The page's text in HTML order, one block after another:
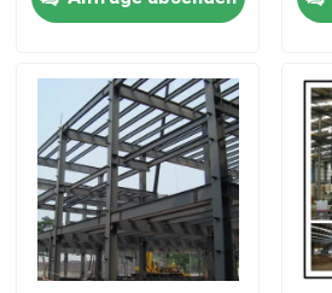
Zu Hause
Produkte
Über uns
Werksbesichtigung